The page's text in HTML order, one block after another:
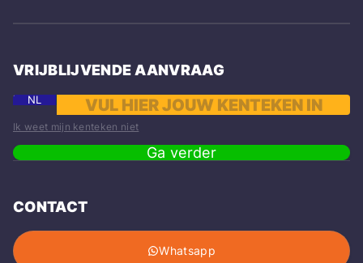
VRIJBLIJVENDE AANVRAAG
NL
Ik weet mijn kenteken niet
Ga verder
CONTACT
Whatsapp